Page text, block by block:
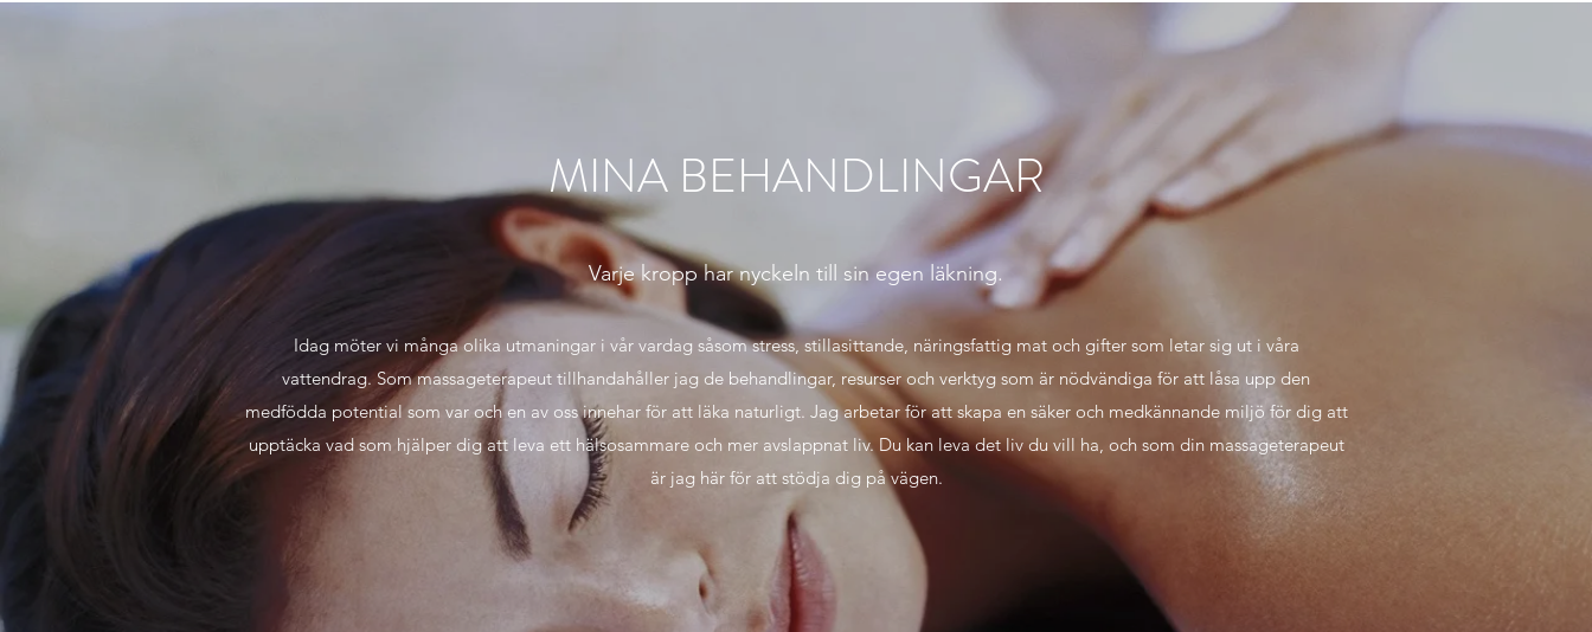
MINA BEHANDLINGAR
Varje kropp har nyckeln till sin egen läkning.
Idag möter vi många olika utmaningar i vår vardag såsom stress, stillasittande, näringsfattig mat och gifter som letar sig ut i våra
vattendrag. Som massageterapeut tillhandahåller jag de behandlingar, resurser och verktyg som är nödvändiga för att låsa upp den
medfödda potential som var och en av oss innehar för att läka naturligt. Jag arbetar för att skapa en säker och medkännande miljö för dig att
upptäcka vad som hjälper dig att leva ett hälsosammare och mer avslappnat liv. Du kan leva det liv du vill ha, och som din massageterapeut
är jag här för att stödja dig på vägen.